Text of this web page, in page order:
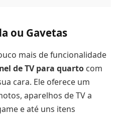
ou Gavetas
mais de funcionalidade
de TV para quarto com
cara. Ele oferece um
aparelhos de TV a
e até uns itens